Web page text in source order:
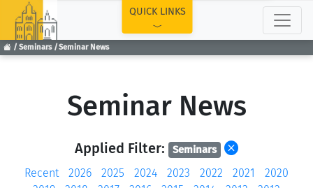
Seminars Seminar News
QUICK LINKS
Seminar News
Applied Filter: Seminars
Recent 2026 2025 2024 2023 2022 2021
2020